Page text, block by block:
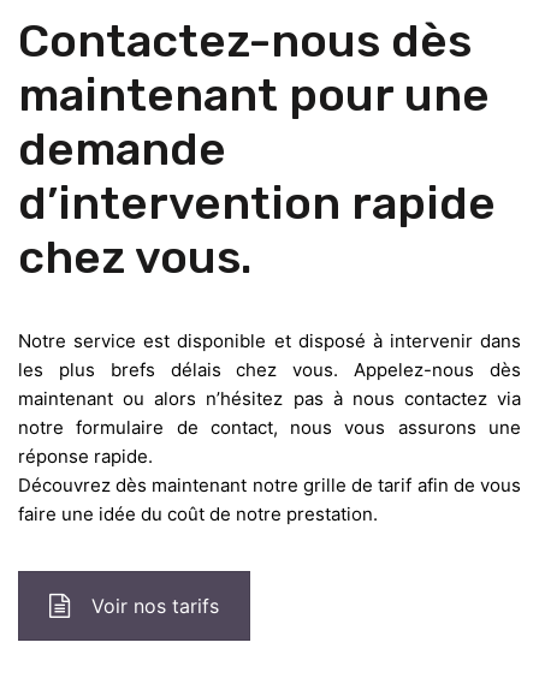
Contactez-nous dès
maintenant pour une
demande
d’intervention rapide
chez vous.
Notre service est disponible et disposé à intervenir dans
les plus brefs délais chez vous. Appelez-nous dès
maintenant ou alors n’hésitez pas à nous contactez via
notre formulaire de contact, nous vous assurons une
réponse rapide.
Découvrez dès maintenant notre grille de tarif afin de vous
faire une idée du coût de notre prestation.
Voir nos tarifs